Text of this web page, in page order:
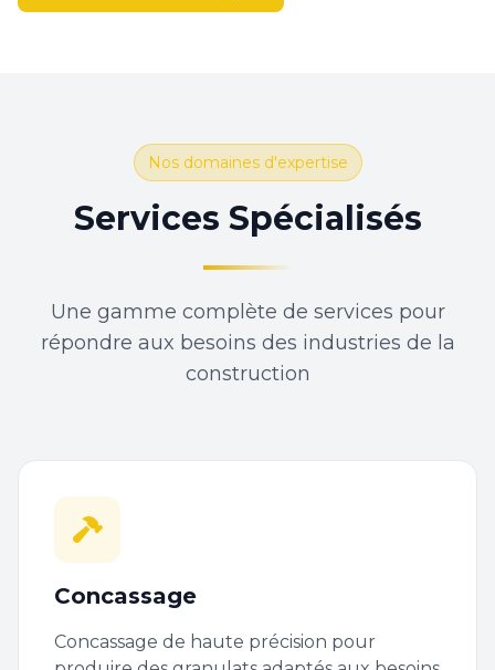
Nos domaines d'expertise
Services Spécialisés
Une gamme complète de services pour
répondre aux besoins des industries de la
construction
Concassage
Concassage de haute précision pour